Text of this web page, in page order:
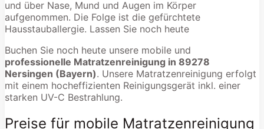
und über Nase, Mund und Augen im Körper
aufgenommen. Die Folge ist die gefürchtete
Hausstauballergie. Lassen Sie noch heute
Buchen Sie noch heute unsere mobile und
professionelle Matratzenreinigung in 89278
Nersingen (Bayern). Unsere Matratzenreinigung erfolgt
mit einem hocheffizienten Reinigungsgerät inkl. einer
starken UV-C Bestrahlung.
Preise für mobile Matratzenreinigung